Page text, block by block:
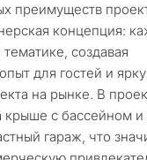
преимуществ
концепция:
создавая
для гостей и
на рынке. В
крыше с бассейном и
гараж, что